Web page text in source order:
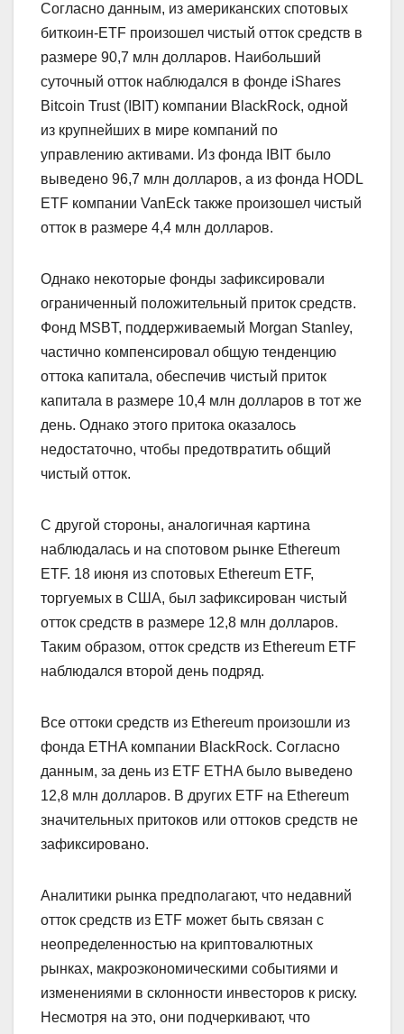
Согласно данным, из американских спотовых
биткоин-ETF произошел чистый отток средств в
размере 90,7 млн долларов. Наибольший
суточный отток наблюдался в фонде iShares
Bitcoin Trust (IBIT) компании BlackRock, одной
из крупнейших в мире компаний по
управлению активами. Из фонда IBIT было
выведено 96,7 млн долларов, а из фонда HODL
ETF компании VanEck также произошел чистый
отток в размере 4,4 млн долларов.
Однако некоторые фонды зафиксировали
ограниченный положительный приток средств.
Фонд MSBT, поддерживаемый Morgan Stanley,
частично компенсировал общую тенденцию
оттока капитала, обеспечив чистый приток
капитала в размере 10,4 млн долларов в тот же
день. Однако этого притока оказалось
недостаточно, чтобы предотвратить общий
чистый отток.
С другой стороны, аналогичная картина
наблюдалась и на спотовом рынке Ethereum
ETF. 18 июня из спотовых Ethereum ETF,
торгуемых в США, был зафиксирован чистый
отток средств в размере 12,8 млн долларов.
Таким образом, отток средств из Ethereum ETF
наблюдался второй день подряд.
Все оттоки средств из Ethereum произошли из
фонда ETHA компании BlackRock. Согласно
данным, за день из ETF ETHA было выведено
12,8 млн долларов. В других ETF на Ethereum
значительных притоков или оттоков средств не
зафиксировано.
Аналитики рынка предполагают, что недавний
отток средств из ETF может быть связан с
неопределенностью на криптовалютных
рынках, макроэкономическими событиями и
изменениями в склонности инвесторов к риску.
Несмотря на это, они подчеркивают, что